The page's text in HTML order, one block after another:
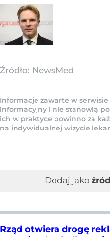
Źródło: NewsMed
Informacje zawarte w
informacyjny i nie stanowią
ich w praktyce powinno za
na indywidualnej wizycie
Dodaj jako
Rząd otwiera drogę